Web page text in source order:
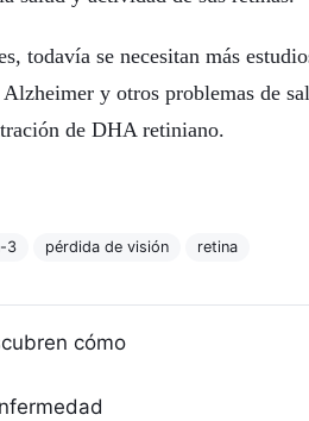
todavía se necesitan más
y otros problemas de
de DHA retiniano.
3 pérdida de visión retina
cómo